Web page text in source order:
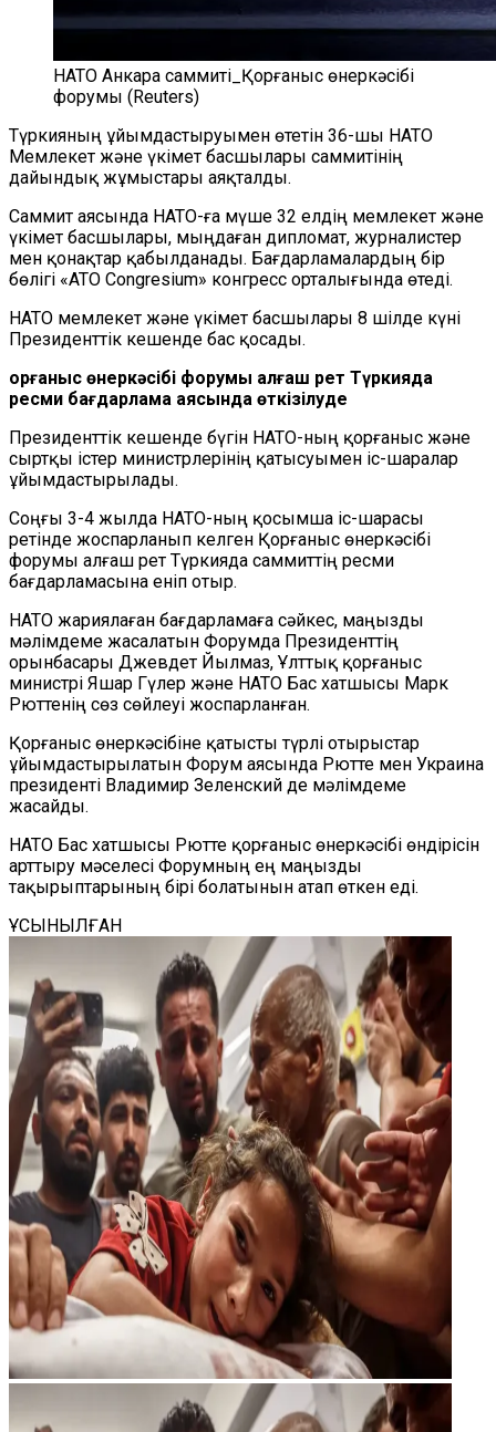
НАТО Анкара саммиті_Қорғаныс өнеркәсібі
форумы (Reuters)
Түркияның ұйымдастыруымен өтетін 36-шы НАТО
Мемлекет және үкімет басшылары саммитінің
дайындық жұмыстары аяқталды.
Саммит аясында НАТО-ға мүше 32 елдің мемлекет және
үкімет басшылары, мыңдаған дипломат, журналистер
мен қонақтар қабылданады. Бағдарламалардың бір
бөлігі «ATO Congresium» конгресс орталығында өтеді.
НАТО мемлекет және үкімет басшылары 8 шілде күні
Президенттік кешенде бас қосады.
Қорғаныс өнеркәсібі форумы алғаш рет Түркияда
ресми бағдарлама аясында өткізілуде
Президенттік кешенде бүгін НАТО-ның қорғаныс және
сыртқы істер министрлерінің қатысуымен іс-шаралар
ұйымдастырылады.
Соңғы 3-4 жылда НАТО-ның қосымша іс-шарасы
ретінде жоспарланып келген Қорғаныс өнеркәсібі
форумы алғаш рет Түркияда саммиттің ресми
бағдарламасына еніп отыр.
НАТО жариялаған бағдарламаға сәйкес, маңызды
мәлімдеме жасалатын Форумда Президенттің
орынбасары Джевдет Йылмаз, Ұлттық қорғаныс
министрі Яшар Гүлер және НАТО Бас хатшысы Марк
Рюттенің сөз сөйлеуі жоспарланған.
Қорғаныс өнеркәсібіне қатысты түрлі отырыстар
ұйымдастырылатын Форум аясында Рютте мен Украина
президенті Владимир Зеленский де мәлімдеме
жасайды.
НАТО Бас хатшысы Рютте қорғаныс өнеркәсібі өндірісін
арттыру мәселесі Форумның ең маңызды
тақырыптарының бірі болатынын атап өткен еді.
ҰСЫНЫЛҒАН